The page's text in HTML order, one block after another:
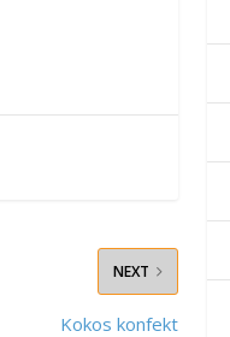
NEXT
Kokos konfekt